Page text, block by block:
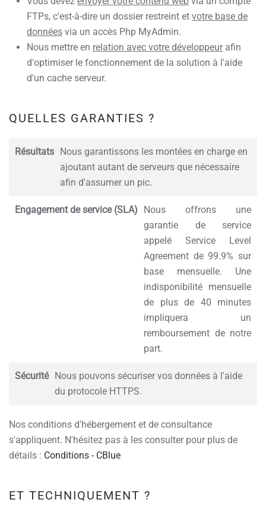
FTPs, c'est-à-dire un dossier restreint et votre base de
données via un accès Php MyAdmin.
Nous mettre en relation avec votre développeurafin
d'optimiser le fonctionnement de la solution à l'aide
d'un cache serveur.
QUELLES GARANTIES ?
Résultats Nous garantissons les montées en charge en
ajoutant autant de serveurs que nécessaire
afin d'assumer un pic.
Engagement de service (SLA)
Nous offrons une
garantie de service
appelé Service Level
Agreement de 99.9% sur
base mensuelle. Une
indisponibilité mensuelle
de plus de 40 minutes
impliquera un
remboursement de notre
part.
Sécurité Nous pouvons sécuriser vos données à l'aide
du protocole HTTPS.
Nos conditions d'hébergement et de consultance
s'appliquent. N'hésitez pas à les consulter pour plus de
détails : Conditions - CBlue
ET TECHNIQUEMENT ?